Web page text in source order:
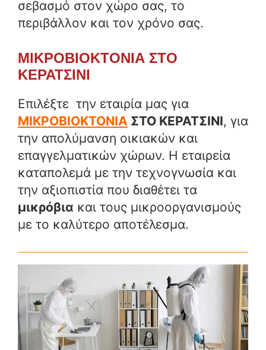
σεβασμό στον χώρο σας, το
περιβάλλον και τον χρόνο σας.
ΜΙΚΡΟΒΙΟΚΤΟΝΙΑ ΣΤΟ
ΚΕΡΑΤΣΙΝΙ
Επιλέξτε την εταιρία μας για
ΜΙΚΡΟΒΙΟΚΤΟΝΙΑ ΣΤΟ ΚΕΡΑΤΣΙΝΙ, για
την απολύμανση οικιακών και
επαγγελματικών χώρων. Η εταιρεία
καταπολεμά με την τεχνογνωσία και
την αξιοπιστία που διαθέτει τα
μικρόβια και τους μικροοργανισμούς
με το καλύτερο αποτέλεσμα.